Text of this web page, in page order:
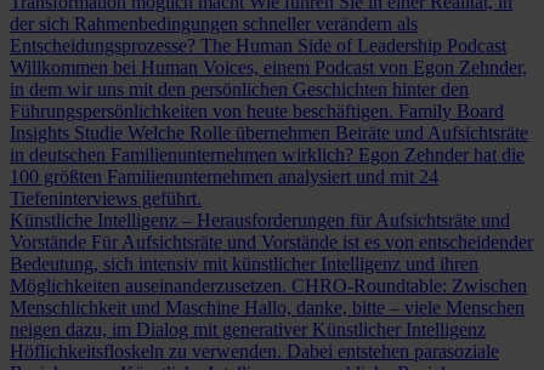
der sich Rahmenbedingungen schneller verändern als
Entscheidungsprozesse? The Human Side of Leadership Podcast
Willkommen bei Human Voices, einem Podcast von Egon Zehnder,
in dem wir uns mit den persönlichen Geschichten hinter den
Führungspersönlichkeiten von heute beschäftigen. Family Board
Insights Studie Welche Rolle übernehmen Beiräte und Aufsichtsräte
in deutschen Familienunternehmen wirklich? Egon Zehnder hat die
100 größten Familienunternehmen analysiert und mit 24
Tiefeninterviews geführt.
Künstliche Intelligenz – Herausforderungen für Aufsichtsräte und
Vorstände Für Aufsichtsräte und Vorstände ist es von entscheidender
Bedeutung, sich intensiv mit künstlicher Intelligenz und ihren
Möglichkeiten auseinanderzusetzen. CHRO-Roundtable: Zwischen
Menschlichkeit und Maschine Hallo, danke, bitte – viele Menschen
neigen dazu, im Dialog mit generativer Künstlicher Intelligenz
Höflichkeitsfloskeln zu verwenden. Dabei entstehen parasoziale